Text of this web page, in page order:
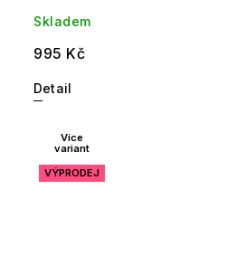
Skladem
995 Kč
Detail
Více
variant
VÝPRODEJ